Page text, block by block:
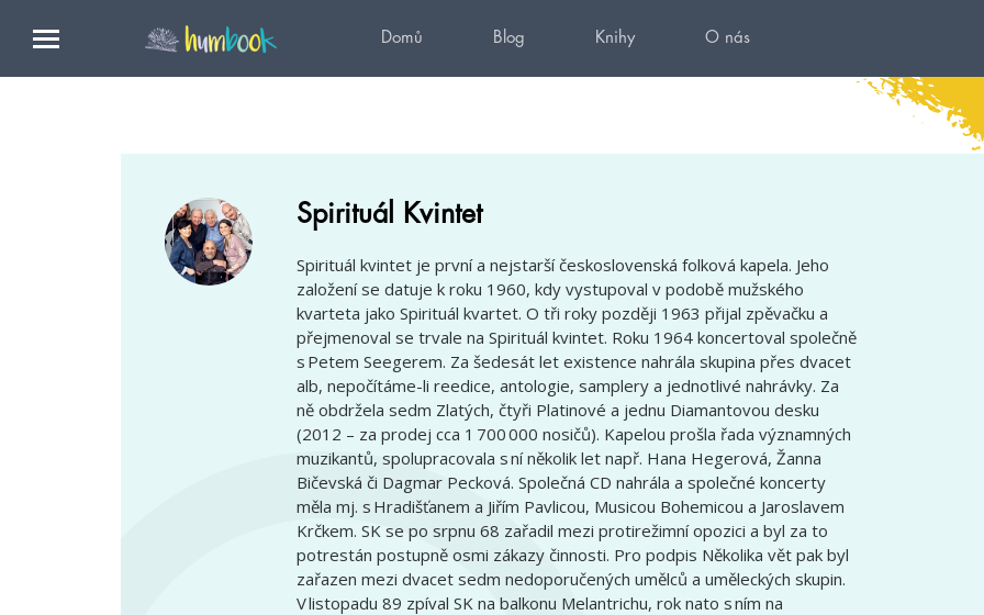
Domů Blog Knihy O nás
Spirituál Kvintet
Spirituál kvintet je první a nejstarší československá folková kapela. Jeho
založení se datuje k roku 1960, kdy vystupoval v podobě mužského
kvarteta jako Spirituál kvartet. O tři roky později 1963 přijal zpěvačku a
přejmenoval se trvale na Spirituál kvintet. Roku 1964 koncertoval společně
s Petem Seegerem. Za šedesát let existence nahrála skupina přes dvacet
alb, nepočítáme-li reedice, antologie, samplery a jednotlivé nahrávky. Za
ně obdržela sedm Zlatých, čtyři Platinové a jednu Diamantovou desku
(2012 – za prodej cca 1 700 000 nosičů). Kapelou prošla řada významných
muzikantů, spolupracovala s ní několik let např. Hana Hegerová, Žanna
Bičevská či Dagmar Pecková. Společná CD nahrála a společné koncerty
měla mj. s Hradišťanem a Jiřím Pavlicou, Musicou Bohemicou a Jaroslavem
Krčkem. SK se po srpnu 68 zařadil mezi protirežimní opozici a byl za to
potrestán postupně osmi zákazy činnosti. Pro podpis Několika vět pak byl
zařazen mezi dvacet sedm nedoporučených umělců a uměleckých skupin.
V listopadu 89 zpíval SK na balkonu Melantrichu, rok nato s ním na